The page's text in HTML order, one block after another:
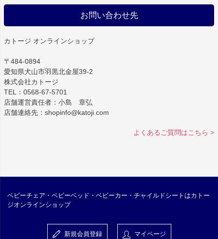
お問い合わせ先
カトージ オンラインショップ
〒484-0894
愛知県犬山市羽黒北金屋39-2
株式会社カトージ
TEL：0568-67-5701
店舗運営責任者：小島 章弘
店舗連絡先：shopinfo@katoji.com
よくあるご質問はこちら >
ベビーチェア・ベビーベッド・ベビーカー・チャイルドシートはカトー
ジオンラインショップ
新規会員登録 マイページ